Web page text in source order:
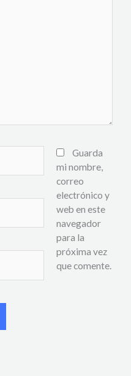
Guarda
mi nombre,
correo
electrónico y
web en este
navegador
para la
próxima vez
que comente.